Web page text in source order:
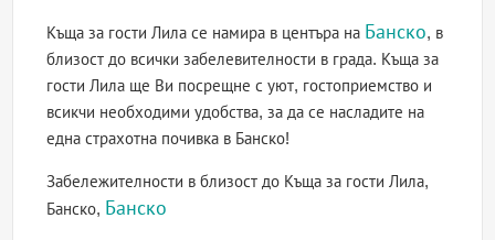
Къща за гости Лила се намира в центъра на Банско, в
близост до всички забелевителности в града. Къща за
гости Лила ще Ви посрещне с уют, гостоприемство и
всикчи необходими удобства, за да се насладите на
една страхотна почивка в Банско!
Забележителности в близост до Къща за гости Лила,
Банско, Банско